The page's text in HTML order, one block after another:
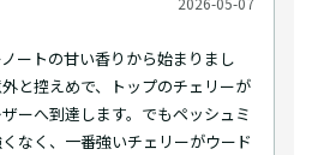
ートの甘い香りから始まりまし
と控えめで、トップのチェリーが
ーへ到達します。でもペッシュミ
なく、一番強いチェリーがウード